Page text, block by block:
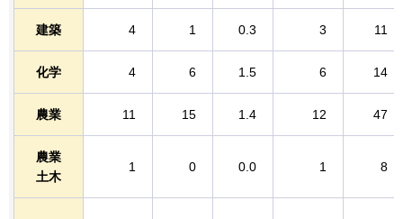
建築 4 1 0.3 3 11
化学 4 6 1.5 6 14
農業 11 15 1.4 12 47
農業
土木
1 0 0.0 1 8